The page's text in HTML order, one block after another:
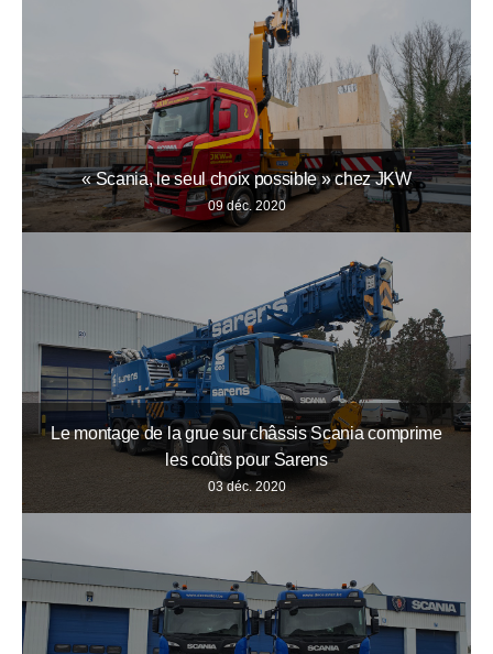
« Scania, le seul choix possible » chez JKW
09 déc. 2020
Le montage de la grue sur châssis Scania comprime
les coûts pour Sarens
03 déc. 2020